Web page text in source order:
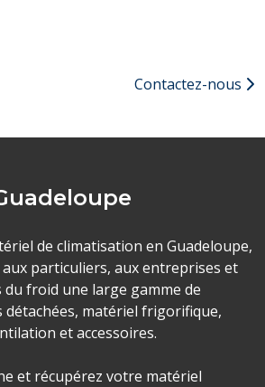
Contactez-nous
de climatisation en Guadeloupe,
particuliers, aux entreprises et
froid une large gamme de
détachées, matériel frigorifique,
et accessoires.
et récupérez votre matériel